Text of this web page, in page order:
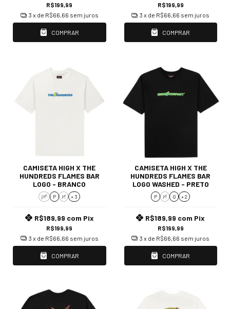
R$199,99
3 x de R$66,66 sem juros
COMPRAR
R$199,99
3 x de R$66,66 sem juros
COMPRAR
CAMISETA HIGH X THE
HUNDREDS FLAMES BAR
LOGO - BRANCO
PP P M + 3
R$199,99
R$189,99 com Pix
3 x de R$66,66 sem juros
COMPRAR
CAMISETA HIGH X THE
HUNDREDS FLAMES BAR
LOGO WASHED - PRETO
P M G + 2
R$199,99
R$189,99 com Pix
3 x de R$66,66 sem juros
COMPRAR